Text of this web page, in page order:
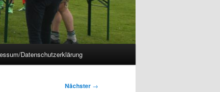
Datenschutzerklärung
Nächster →